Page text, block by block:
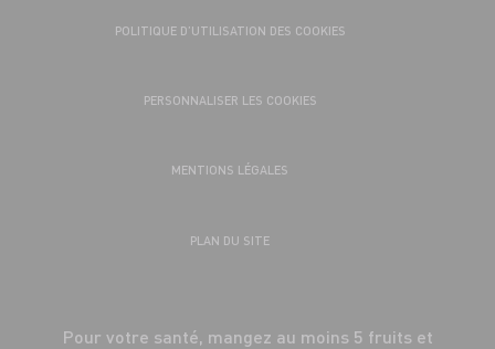
POLITIQUE D’UTILISATION DES COOKIES
PERSONNALISER LES COOKIES
MENTIONS LÉGALES
PLAN DU SITE
Pour votre santé, mangez au moins 5 fruits et